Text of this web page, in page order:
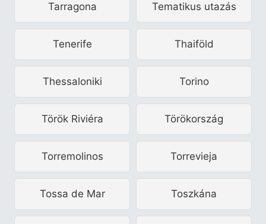
Tarragona Tematikus utazás
Tenerife Thaiföld
Thessaloniki Torino
Török Riviéra Törökország
Torremolinos Torrevieja
Tossa de Mar Toszkána